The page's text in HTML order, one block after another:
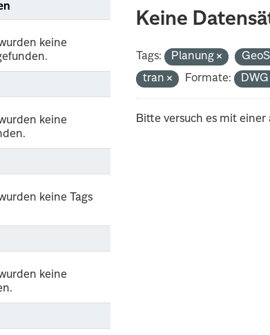
keine
keine
keine Tags
keine
Keine
Tags: Planung
tran
Formate:
Bitte versuch es mit einer